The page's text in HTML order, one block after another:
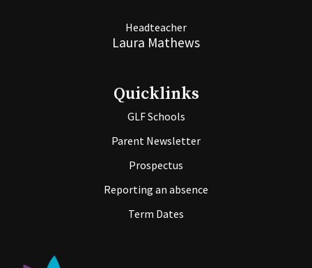
Headteacher
Laura Mathews
Quicklinks
GLF Schools
Parent Newsletter
Prospectus
Reporting an absence
Term Dates